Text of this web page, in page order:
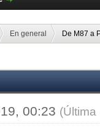
En general De M87 a
00:23